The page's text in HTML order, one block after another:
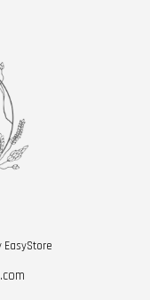
EasyStore